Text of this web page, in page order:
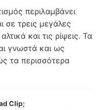
περιλαμβάνει
σε τρεις μεγάλες
και τις ρίψεις. Τα
γνωστά και ως
τα περισσότερα
Clip;